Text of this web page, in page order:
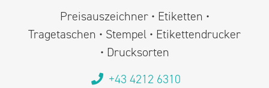
Preisauszeichner • Etiketten •
Tragetaschen • Stempel • Etikettendrucker
• Drucksorten
+43 4212 6310